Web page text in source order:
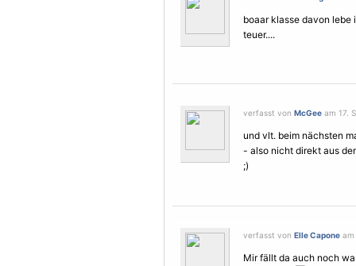
boaar klasse davon lebe
teuer....
verfasst von McGee am 17.
und vlt. beim nächsten
- also nicht direkt aus
;)
verfasst von Elle Capone am
Mir fällt da auch noch